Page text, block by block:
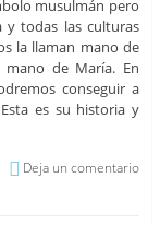
musulmán pero
y todas las culturas
la llaman mano de
de María. En
conseguir a
es su historia y
Deja un comentario